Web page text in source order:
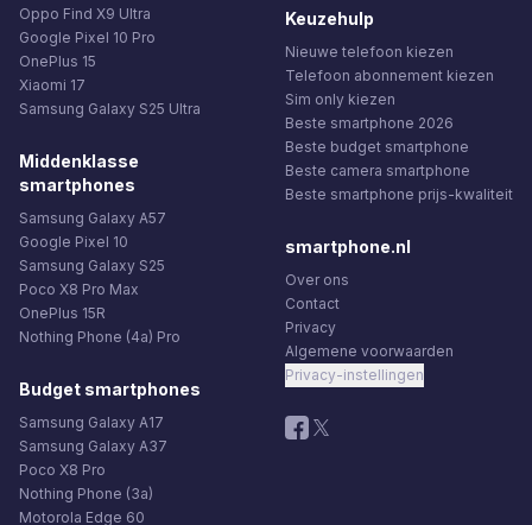
Oppo Find X9 Ultra
Google Pixel 10 Pro
OnePlus 15
Xiaomi 17
Samsung Galaxy S25 Ultra
Middenklasse
smartphones
Samsung Galaxy A57
Google Pixel 10
Samsung Galaxy S25
Poco X8 Pro Max
OnePlus 15R
Nothing Phone (4a) Pro
Budget smartphones
Samsung Galaxy A17
Samsung Galaxy A37
Poco X8 Pro
Nothing Phone (3a)
Motorola Edge 60
Keuzehulp
Nieuwe telefoon kiezen
Telefoon abonnement kiezen
Sim only kiezen
Beste smartphone 2026
Beste budget smartphone
Beste camera smartphone
Beste smartphone prijs-kwaliteit
smartphone.nl
Over ons
Contact
Privacy
Algemene voorwaarden
Privacy-instellingen